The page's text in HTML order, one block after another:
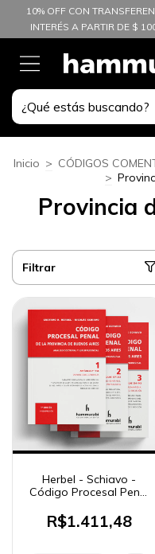
10% OFF CON
INTERÉS A PARTIR DE $
Inicio > CÓDIGOS
>
Provincia
Filtrar
Herbel - Schiavo -
Código Procesal Penal
Buenos Aires
R$1.411,48